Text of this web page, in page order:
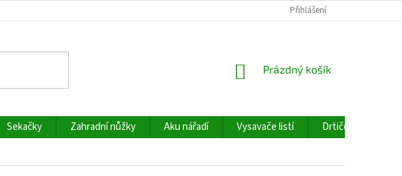
Přihlášení
NÁKUPNÍ
Prázdný košík
Sekačky Zahradní nůžky Aku nářadí Vysavače listí Drtiče větví